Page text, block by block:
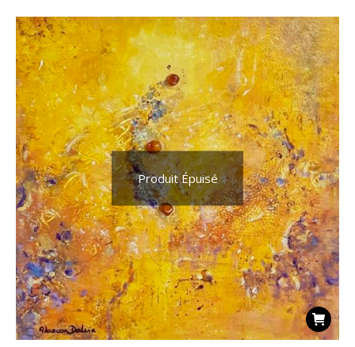
Produit Épuisé